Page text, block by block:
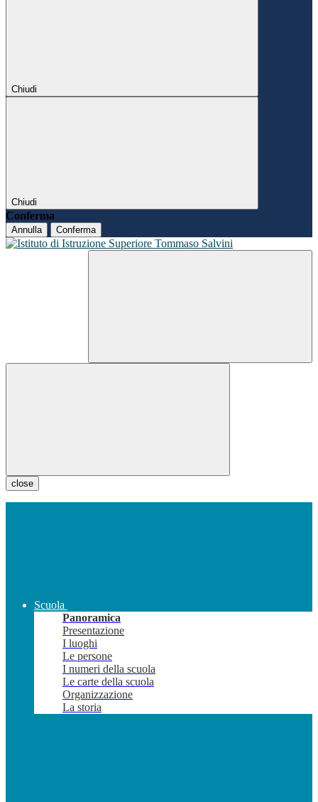
Chiudi
Chiudi
Conferma
Annulla Conferma
close
Scuola
Panoramica
Presentazione
I luoghi
Le persone
I numeri della scuola
Le carte della scuola
Organizzazione
La storia